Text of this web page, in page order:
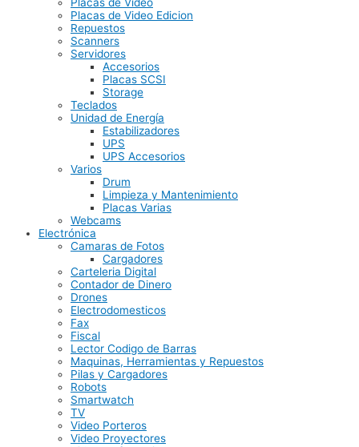
Placas de Video Edicion
Repuestos
Scanners
Servidores
Accesorios
Placas SCSI
Storage
Teclados
Unidad de Energía
Estabilizadores
UPS
UPS Accesorios
Varios
Drum
Limpieza y Mantenimiento
Placas Varias
Webcams
Electrónica
Camaras de Fotos
Cargadores
Carteleria Digital
Contador de Dinero
Drones
Electrodomesticos
Fax
Fiscal
Lector Codigo de Barras
Maquinas, Herramientas y Repuestos
Pilas y Cargadores
Robots
Smartwatch
TV
Video Porteros
Video Proyectores